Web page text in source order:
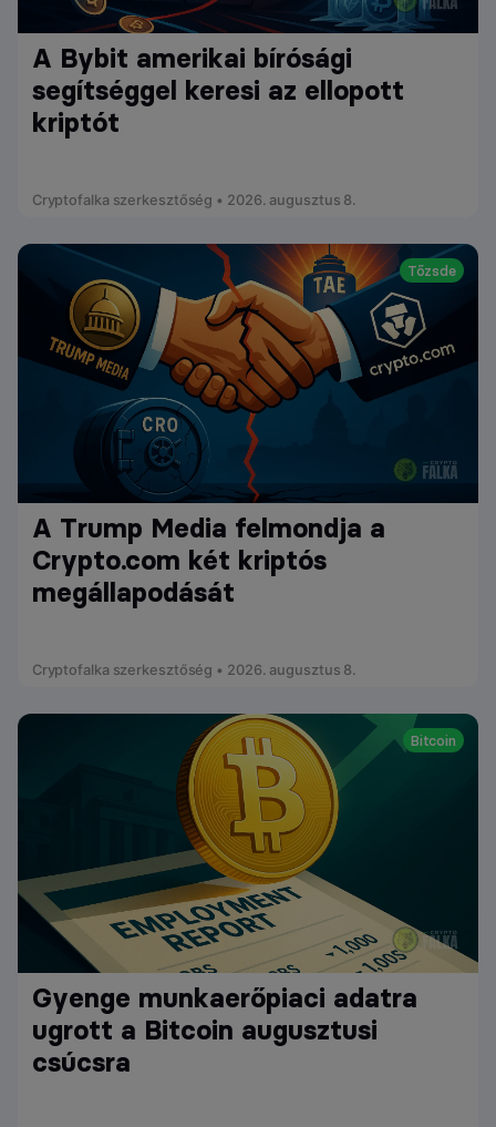
A Bybit amerikai bírósági
segítséggel keresi az ellopott
kriptót
Cryptofalka szerkesztőség • 2026. augusztus 8.
Tőzsde
A Trump Media felmondja a
Crypto.com két kriptós
megállapodását
Cryptofalka szerkesztőség • 2026. augusztus 8.
Bitcoin
Gyenge munkaerőpiaci adatra
ugrott a Bitcoin augusztusi
csúcsra